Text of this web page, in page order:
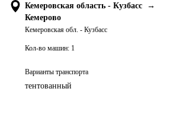
Кемеровская область - Кузбасс
→
Кемерово
Кемеровская обл. - Кузбасс
Кол-во машин: 1
Варианты транспорта
тентованный